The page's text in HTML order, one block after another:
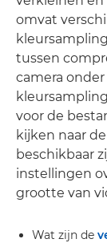
omvat
tussen
camera onder
voor de
kijken naar
beschikbaar
instellingen
grootte van
Wat zijn de